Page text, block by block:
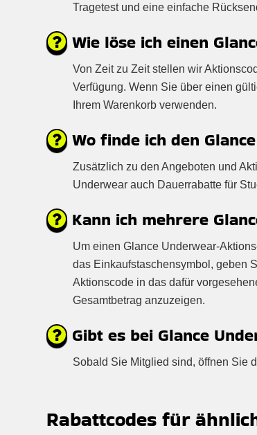
Tragetest und eine einfache
Wie löse ich einen
Von Zeit zu Zeit stellen wir
Verfügung. Wenn Sie über einen
Ihrem Warenkorb verwenden.
Wo finde ich den
Zusätzlich zu den Angeboten und
Underwear auch Dauerrabatte für
Kann ich mehrere
Um einen Glance Underwear-
das Einkaufstaschensymbol, geben
Aktionscode in das dafür
Gesamtbetrag anzuzeigen.
Gibt es bei Glance
Sobald Sie Mitglied sind, öffnen Sie
Rabattcodes für